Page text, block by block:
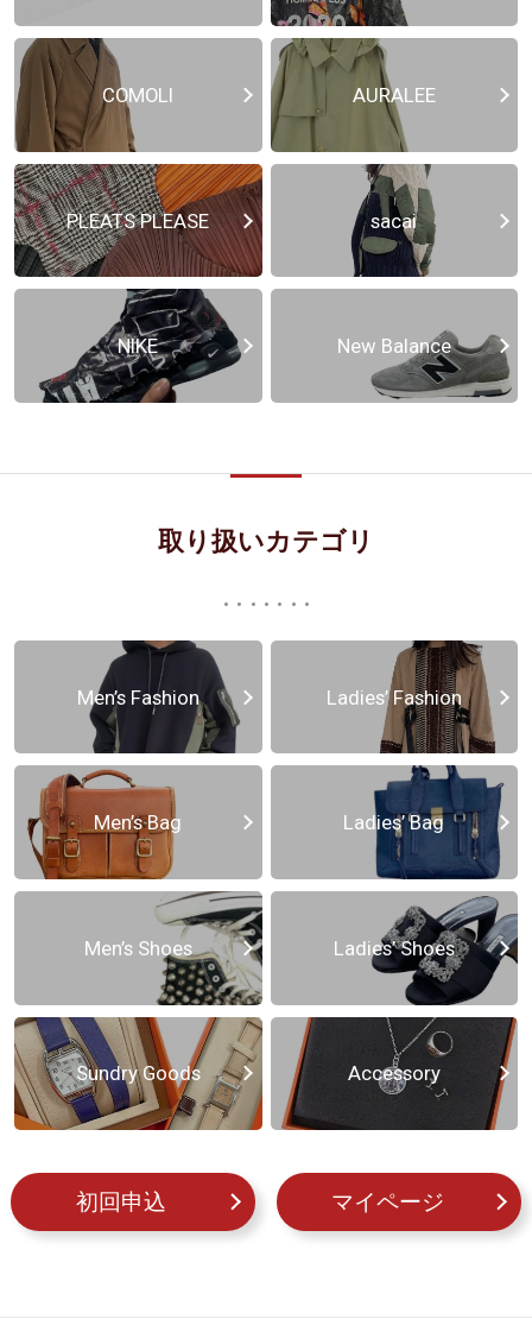
COMOLI AURALEE
PLEATS PLEASE sacai
NIKE New Balance
取り扱いカテゴリ
Men’s Fashion Ladies’ Fashion
Men’s Bag Ladies’ Bag
Men’s Shoes Ladies’ Shoes
Sundry Goods Accessory
初回申込 マイページ